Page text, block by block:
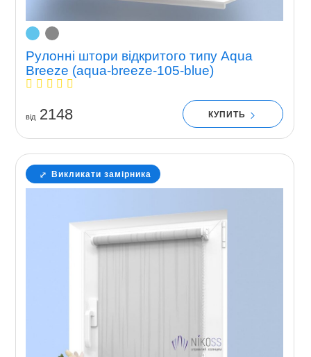
Рулонні штори відкритого типу Aqua
Breeze (aqua-breeze-105-blue)
вiд2148 КУПИТЬ
Викликати замірника